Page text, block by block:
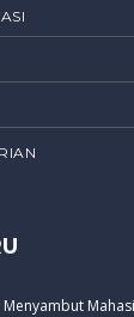
Menyambut